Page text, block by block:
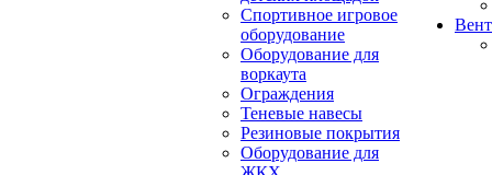
Спортивное игровое
оборудование
Оборудование для
воркаута
Ограждения
Теневые навесы
Резиновые покрытия
Оборудование для